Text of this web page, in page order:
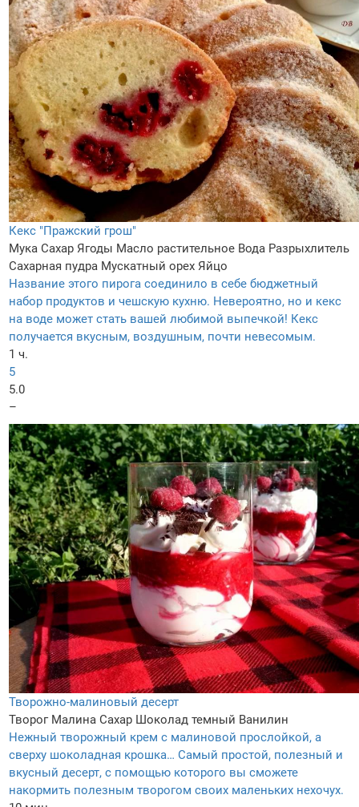
Кекс "Пражский грош"
Мука Сахар Ягоды Масло растительное Вода Разрыхлитель
Сахарная пудра Мускатный орех Яйцо
Название этого пирога соединило в себе бюджетный
набор продуктов и чешскую кухню. Невероятно, но и кекс
на воде может стать вашей любимой выпечкой! Кекс
получается вкусным, воздушным, почти невесомым.
1 ч.
5
5.0
–
Творожно-малиновый десерт
Творог Малина Сахар Шоколад темный Ванилин
Нежный творожный крем с малиновой прослойкой, а
сверху шоколадная крошка… Самый простой, полезный и
вкусный десерт, с помощью которого вы сможете
накормить полезным творогом своих маленьких нехочух.